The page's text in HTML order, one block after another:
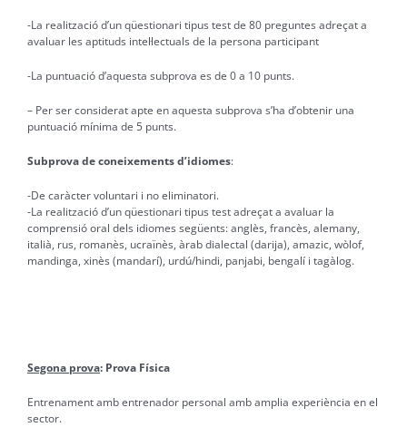
-La realització d’un qüestionari tipus test de 80 preguntes adreçat a
avaluar les aptituds intel·lectuals de la persona participant
-La puntuació d’aquesta subprova es de 0 a 10 punts.
– Per ser considerat apte en aquesta subprova s’ha d’obtenir una
puntuació mínima de 5 punts.
Subprova de coneixements d’idiomes:
-De caràcter voluntari i no eliminatori.
-La realització d’un qüestionari tipus test adreçat a avaluar la
comprensió oral dels idiomes següents: anglès, francès, alemany,
italià, rus, romanès, ucraïnès, àrab dialectal (darija), amazic, wòlof,
mandinga, xinès (mandarí), urdú/hindi, panjabi, bengalí i tagàlog.
Segona prova: Prova Física
Entrenament amb entrenador personal amb amplia experiència en el
sector.